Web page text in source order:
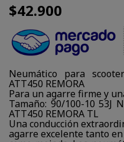
$42.900
Neumático para
ATT450 REMORA
Para un agarre firme y
Tamaño: 90/100-10 53J
ATT450 REMORA TL
Una conducción
agarre excelente tanto